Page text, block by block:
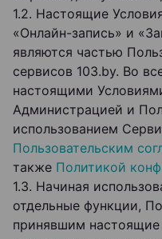
1.2. Настоящие
«Онлайн-запись» и
являются частью
сервисов 103.by. Во
настоящими
Администрацией и
использованием
Пользовательским
также Политикой
1.3. Начиная
отдельные функции,
принявшим настоящие